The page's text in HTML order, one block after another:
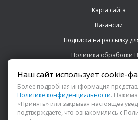
Карта сайта
Вакансии
Подписка на рассылку
Политика обработки
+7 (843) 222
Наш сайт использует cookie-
Более подробная информация
Политике конфиденциальности.
«Принять» или закрывая настоящее
подтверждаете, что ознакомились с